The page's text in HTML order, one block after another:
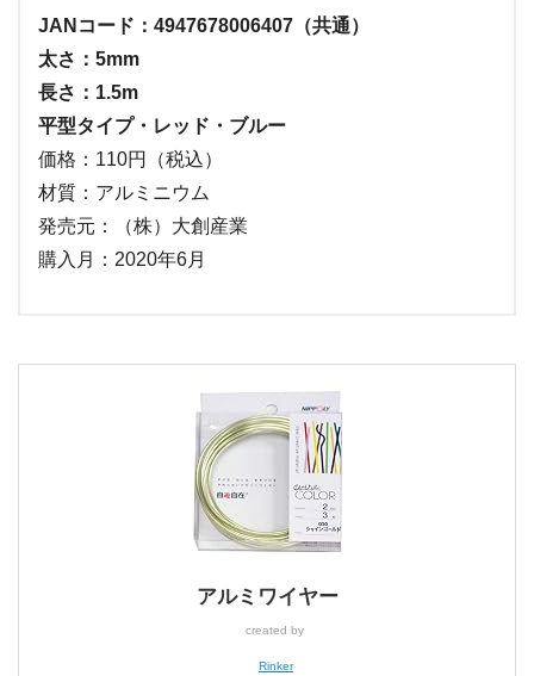
JANコード：4947678006407（共通）
太さ：5mm
長さ：1.5m
平型タイプ・レッド・ブルー
価格：110円（税込）
材質：アルミニウム
発売元：（株）大創産業
購入月：2020年6月
アルミワイヤー
created by
Rinker